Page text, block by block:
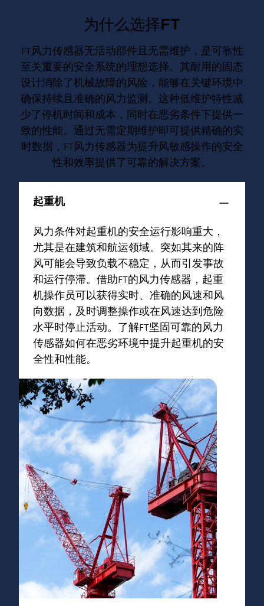
为什么选择FT
FT风力传感器无活动部件且无需维护，是可靠性
至关重要的安全系统的理想选择。其耐用的固态
设计消除了机械故障的风险，能够在关键环境中
确保持续且准确的风力监测。这种低维护特性减
少了停机时间和成本，同时在恶劣条件下提供一
致的性能。通过无需定期维护即可提供精确的实
时数据，FT风力传感器为提升风敏感操作的安全
性和效率提供了可靠的解决方案。
起重机
风力条件对起重机的安全运行影响重大，
尤其是在建筑和航运领域。突如其来的阵
风可能会导致负载不稳定，从而引发事故
和运行停滞。借助FT的风力传感器，起重
机操作员可以获得实时、准确的风速和风
向数据，及时调整操作或在风速达到危险
水平时停止活动。了解FT坚固可靠的风力
传感器如何在恶劣环境中提升起重机的安
全性和性能。